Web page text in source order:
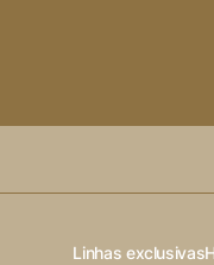
Linhas exclusivas